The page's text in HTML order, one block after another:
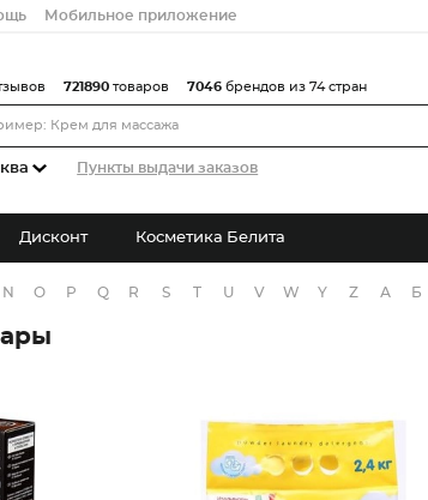
Мобильное приложение
Пункты выдачи заказов
721890 товаров 7046 брендов из 74 стран
Дисконт Косметика Белита
N O P Q R S T U V W Y Z А Б